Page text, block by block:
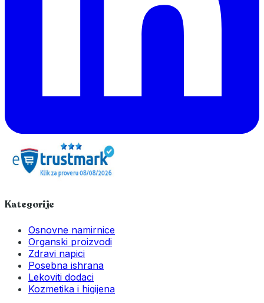
Kategorije
Osnovne namirnice
Organski proizvodi
Zdravi napici
Posebna ishrana
Lekoviti dodaci
Kozmetika i higijena